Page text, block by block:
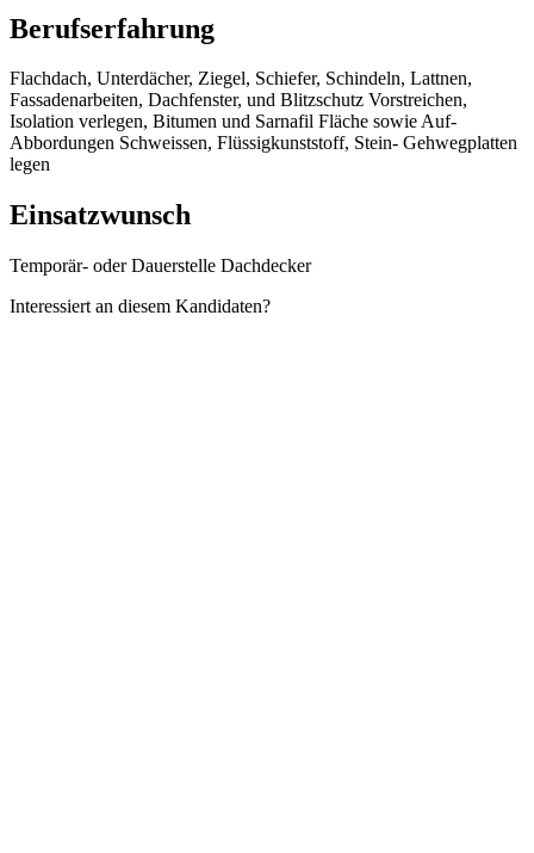
Berufserfahrung
Flachdach, Unterdächer, Ziegel, Schiefer, Schindeln, Lattnen,
Fassadenarbeiten, Dachfenster, und Blitzschutz Vorstreichen,
Isolation verlegen, Bitumen und Sarnafil Fläche sowie Auf-
Abbordungen Schweissen, Flüssigkunststoff, Stein- Gehwegplatten
legen
Einsatzwunsch
Temporär- oder Dauerstelle Dachdecker
Interessiert an diesem Kandidaten?